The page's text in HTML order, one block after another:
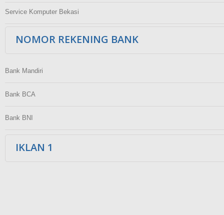
Service Komputer Bekasi
NOMOR REKENING BANK
Bank Mandiri
Bank BCA
Bank BNI
IKLAN 1